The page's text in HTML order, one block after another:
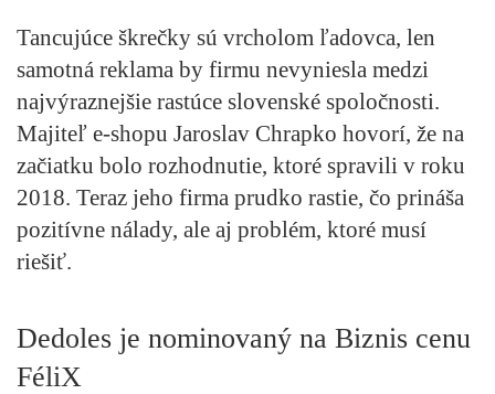
Tancujúce škrečky sú vrcholom ľadovca, len
samotná reklama by firmu nevyniesla medzi
najvýraznejšie rastúce slovenské spoločnosti.
Majiteľ e-shopu Jaroslav Chrapko hovorí, že na
začiatku bolo rozhodnutie, ktoré spravili v roku
2018. Teraz jeho firma prudko rastie, čo prináša
pozitívne nálady, ale aj problém, ktoré musí
riešiť.
Dedoles je nominovaný na Biznis cenu
FéliX